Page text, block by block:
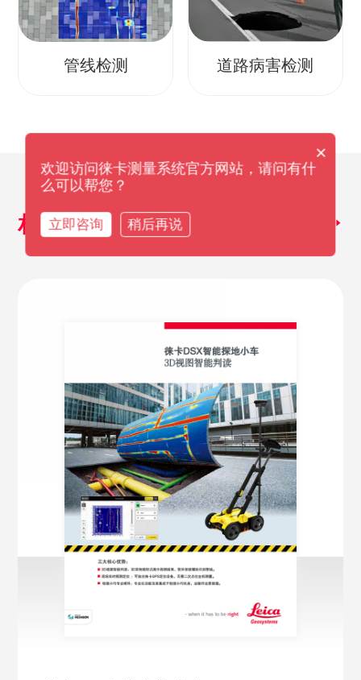
管线检测 道路病害检测
相关产品资料
×
欢迎访问徕卡测量系统官方网站，请问有什
么可以帮您？
立即咨询 稍后再说